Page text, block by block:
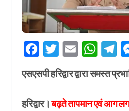
Facebook
Twitter
Email
एसएसपी हरिद्वार द्वारा समस्त
हरिद्वार।बढ़ते तापमान एवं आग